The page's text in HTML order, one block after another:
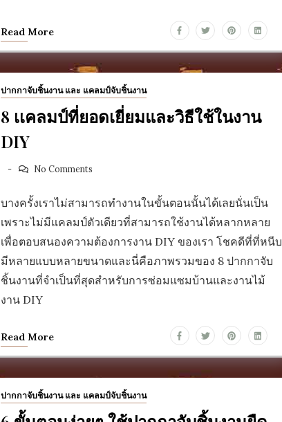
Read More
ปากกาจับชิ้นงาน และ แคลมป์จับชิ้นงาน
8 เเคลมป์ที่ยอดเยี่ยมและวิธีใช้ในงาน
DIY
No Comments
บางครั้งเราไม่สามารถทำงานในขั้นตอนนั้นได้เลยนั่นเป็น
เพราะไม่มีแคลมป์ตัวเดียวที่สามารถใช้งานได้หลากหลาย
เพื่อตอบสนองความต้องการงาน DIY ของเรา โชคดีที่ที่หนีบ
มีหลายแบบหลายขนาดและนี่คือภาพรวมของ 8 ปากกาจับ
ชิ้นงานที่จำเป็นที่สุดสำหรับการซ่อมแซมบ้านและงานไม้
งาน DIY
Read More
ปากกาจับชิ้นงาน และ แคลมป์จับชิ้นงาน